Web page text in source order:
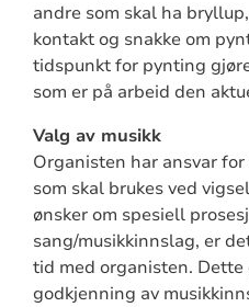
andre som skal ha
kontakt og snakke om
tidspunkt for pynting
som er på arbeid den
Valg av musikk
Organisten har ansvar
som skal brukes ved
ønsker om spesiell
sang/musikkinnslag, er
tid med organisten.
godkjenning av